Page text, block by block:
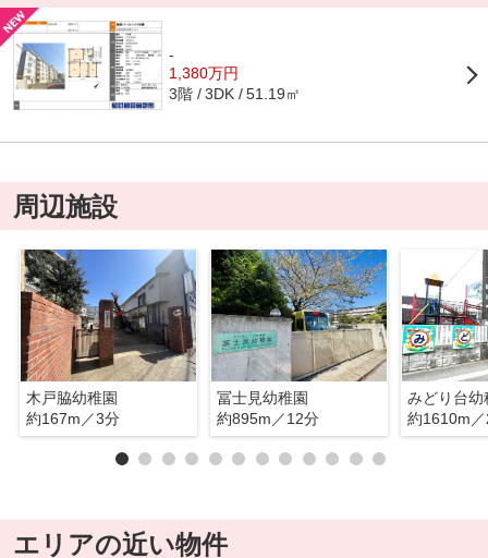
-
1,380万円
3階 3DK 51.19㎡
周辺施設
木戸脇幼稚園
約167m／3分
冨士見幼稚園
約895m／12分
みどり台幼
約1610m
エリアの近い物件